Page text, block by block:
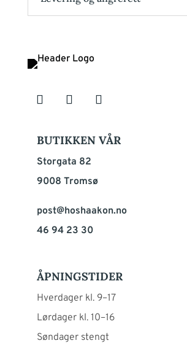
BUTIKKEN VÅR
Storgata 82
9008 Tromsø
post@hoshaakon.no
46 94 23 30
ÅPNINGSTIDER
Hverdager kl. 9–17
Lørdager kl. 10–16
Søndager stengt